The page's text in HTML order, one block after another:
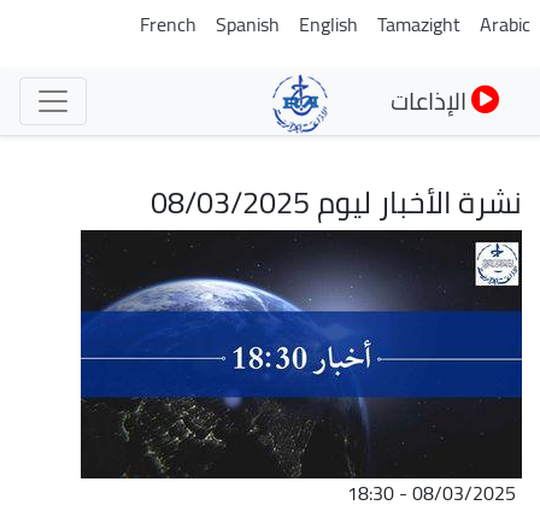
تجاوز
Arabic
Tamazight
English
Spanish
French
الإذاعات
نشرة الأخبار ليوم 08/03/2025
الصورة
08/03/2025 - 18:30